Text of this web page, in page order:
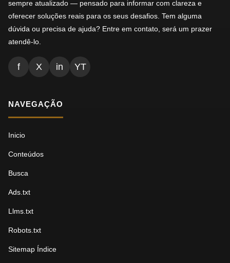
sempre atualizado — pensado para informar com clareza e
oferecer soluções reais para os seus desafios. Tem alguma
dúvida ou precisa de ajuda? Entre em contato, será um prazer
atendê-lo.
f X in YT
NAVEGAÇÃO
Inicio
Conteúdos
Busca
Ads.txt
Llms.txt
Robots.txt
Sitemap Índice